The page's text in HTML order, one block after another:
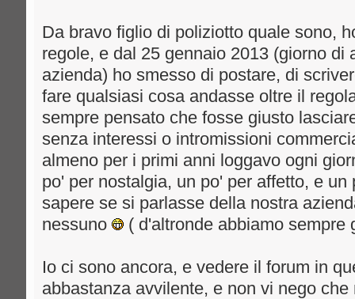
Da bravo figlio di poliziotto quale sono,
regole, e dal 25 gennaio 2013 (giorno di
azienda) ho smesso di postare, di
fare qualsiasi cosa andasse oltre il
sempre pensato che fosse giusto
senza interessi o intromissioni
almeno per i primi anni loggavo ogni
po' per nostalgia, un po' per affetto, e
sapere se si parlasse della nostra
nessuno
( d'altronde abbiamo sempre
Io ci sono ancora, e vedere il forum in
abbastanza avvilente, e non vi nego